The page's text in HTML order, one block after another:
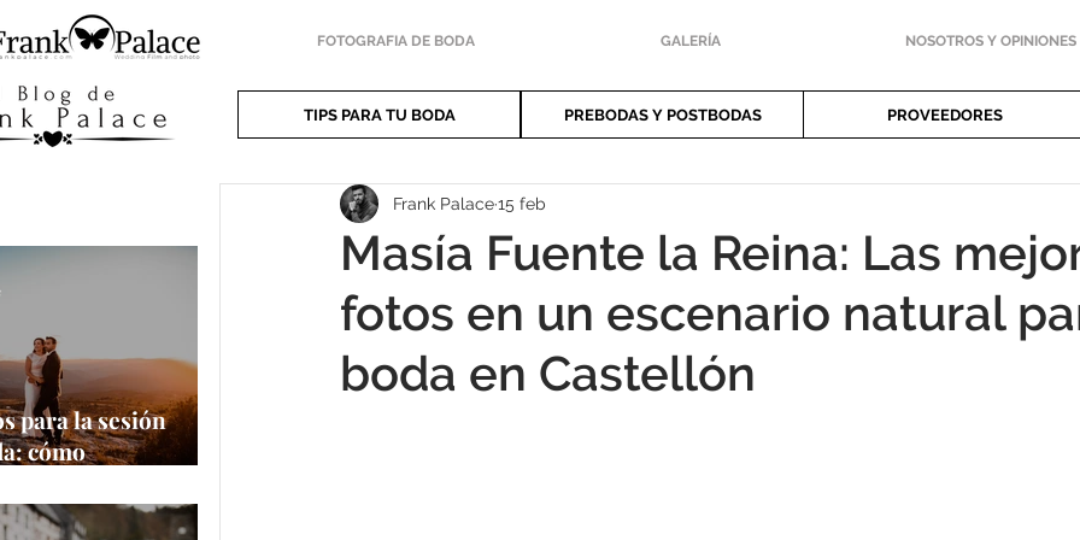
FOTOGRAFIA DE BODA GALERÍA NOSOTROS Y OPINIONES
TIPS PARA TU BODA PREBODAS Y POSTBODAS PROVEEDORES
para la sesión
cómo
oportunidad
Masía Fuente la Reina: Las
fotos en un escenario natural
boda en Castellón
Frank Palace15 feb